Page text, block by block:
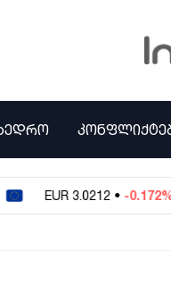
EUR 3.0212 • -0.172%